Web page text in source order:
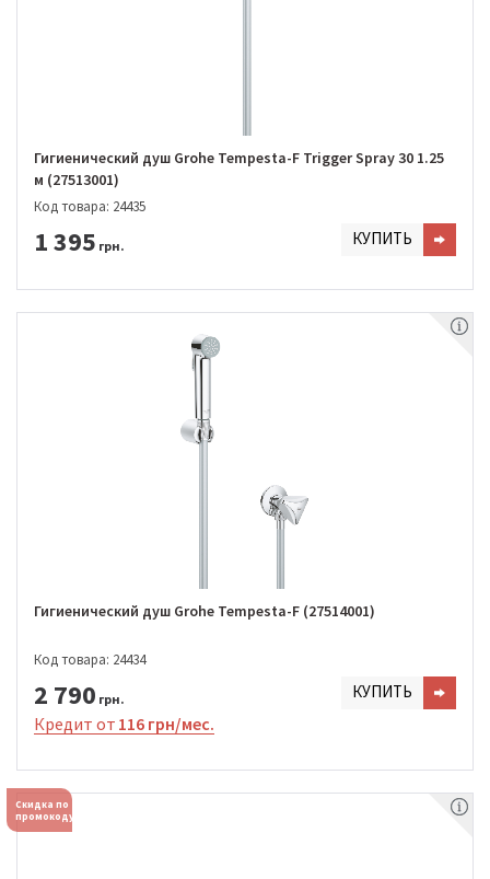
Гигиенический душ Grohe Tempesta-F Trigger Spray 30 1.25
м (27513001)
Код товара: 24435
1 395 грн. КУПИТЬ
Гигиенический душ Grohe Tempesta-F (27514001)
Код товара: 24434
2 790 грн. КУПИТЬ
Кредит от 116 грн/мес.
Скидка по
промокоду